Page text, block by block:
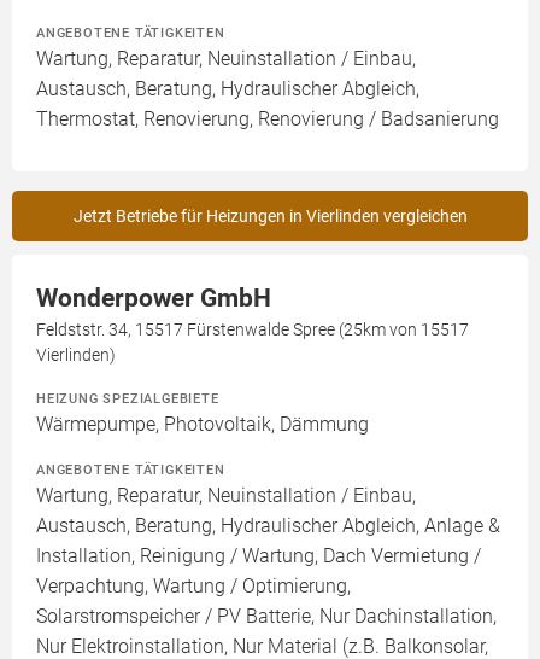
ANGEBOTENE TÄTIGKEITEN
Wartung, Reparatur, Neuinstallation / Einbau,
Austausch, Beratung, Hydraulischer Abgleich,
Thermostat, Renovierung, Renovierung / Badsanierung
Jetzt Betriebe für Heizungen in Vierlinden vergleichen
Wonderpower GmbH
Feldststr. 34, 15517 Fürstenwalde Spree (25km von 15517
Vierlinden)
HEIZUNG SPEZIALGEBIETE
Wärmepumpe, Photovoltaik, Dämmung
ANGEBOTENE TÄTIGKEITEN
Wartung, Reparatur, Neuinstallation / Einbau,
Austausch, Beratung, Hydraulischer Abgleich, Anlage &
Installation, Reinigung / Wartung, Dach Vermietung /
Verpachtung, Wartung / Optimierung,
Solarstromspeicher / PV Batterie, Nur Dachinstallation,
Nur Elektroinstallation, Nur Material (z.B. Balkonsolar,